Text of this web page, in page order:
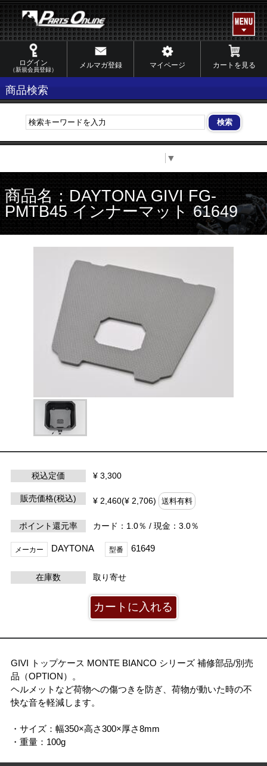
ログイン
（新規会員登録）
メルマガ登録 マイページ カートを見る
商品検索
▼
商品名：DAYTONA GIVI FG-
PMTB45 インナーマット 61649
税込定価 ¥ 3,300
販売価格(税込) ¥ 2,460(¥ 2,706) 送料有料
ポイント還元率 カード：1.0％ / 現金：3.0％
メーカー DAYTONA 型番 61649
在庫数 取り寄せ
GIVI トップケース MONTE BIANCO シリーズ 補修部品/別売
品（OPTION）。
ヘルメットなど荷物への傷つきを防ぎ、荷物が動いた時の不
快な音を軽減します。
・サイズ：幅350×高さ300×厚さ8mm
・重量：100g